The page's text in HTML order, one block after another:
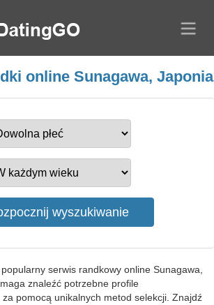
online Sunagawa, Japonia
serwis randkowy online Sunagawa,
znaleźć potrzebne profile
pomocą unikalnych metod selekcji. Znajdź